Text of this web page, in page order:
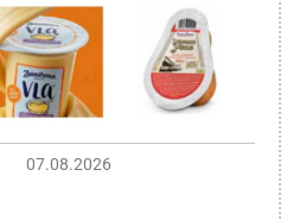
07.08.2026